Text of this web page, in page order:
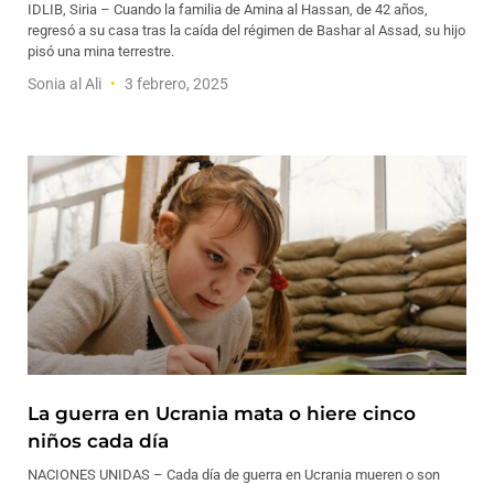
IDLIB, Siria – Cuando la familia de Amina al Hassan, de 42 años,
regresó a su casa tras la caída del régimen de Bashar al Assad, su hijo
pisó una mina terrestre.
Sonia al Ali 3 febrero, 2025
La guerra en Ucrania mata o hiere cinco
niños cada día
NACIONES UNIDAS – Cada día de guerra en Ucrania mueren o son